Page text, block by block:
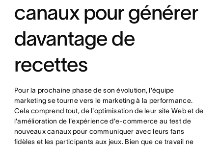
canaux pour générer
davantage de
recettes
Pour la prochaine phase de son évolution, l'équipe
marketing se tourne vers le marketing à la performance.
Cela comprend tout, de l'optimisation de leur site Web et de
l'amélioration de l'expérience d'e-commerce au test de
nouveaux canaux pour communiquer avec leurs fans
fidèles et les participants aux jeux. Bien que ce travail ne